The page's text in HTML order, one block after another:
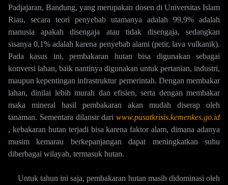
Padjajaran, Bandung, yang merupakan dosen di Universitas Islam
Riau, secara teori penyebab utamanya adalah 99,9% adalah
manusiaapakah disengaja atau tidak disengaja, sedangkan
sisanya 0,1% adalah karena penyebab alami (petir, lava vulkanik).
Pada kasus ini, pembakaran hutan bisa digunakan sebagai
konversi lahan, baik nantinya digunakan untuk pertanian, industri,
maupun kepentingan infrastruktur pemerintah. Dengan membakar
lahan, dinilai lebih murah dan efisien, serta dengan membakar
maka mineral hasil pembakaran akan mudah diserap oleh
tanaman. Sementara dilansir dari www.pusatkrisis.kemenkes.go.id
, kebakaran hutan terjadi bisa karena faktor alam, dimana adanya
musim kemarau berkepanjangan dapat meningkatkan suhu
diberbagai wilayah, termasuk hutan.
Untuk tahun ini saja, pembakaran hutan masih didominasi oleh